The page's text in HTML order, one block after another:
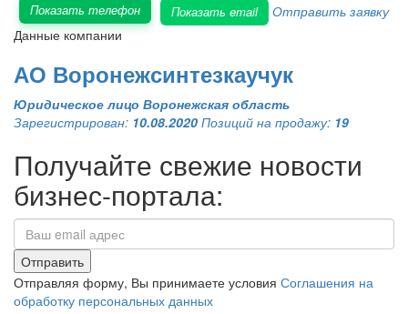
Показать телефон Показать email
Отправить заявку
Данные компании
АО Воронежсинтезкаучук
Юридическое лицо Воронежская область
Зарегистрирован: 10.08.2020 Позиций на продажу: 19
Получайте свежие новости
бизнес-портала:
Отправить
Отправляя форму, Вы принимаете условия Соглашения на
обработку персональных данных